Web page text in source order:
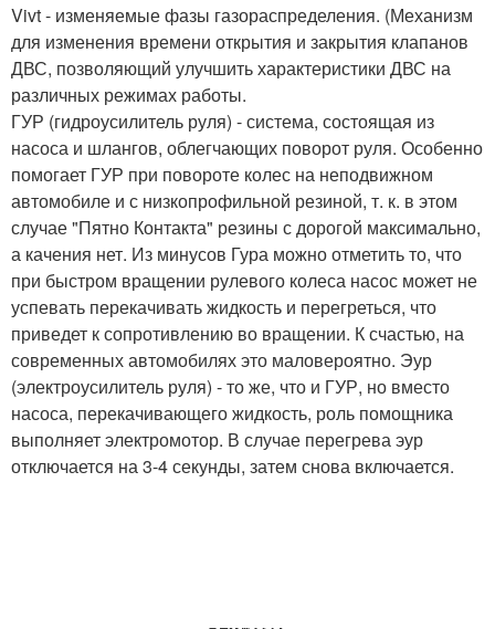
Vivt - изменяемые фазы газораспределения. (Механизм
для изменения времени открытия и закрытия клапанов
ДВС, позволяющий улучшить характеристики ДВС на
различных режимах работы.
ГУР (гидроусилитель руля) - система, состоящая из
насоса и шлангов, облегчающих поворот руля. Особенно
помогает ГУР при повороте колес на неподвижном
автомобиле и с низкопрофильной резиной, т. к. в этом
случае "Пятно Контакта" резины с дорогой максимально,
а качения нет. Из минусов Гура можно отметить то, что
при быстром вращении рулевого колеса насос может не
успевать перекачивать жидкость и перегреться, что
приведет к сопротивлению во вращении. К счастью, на
современных автомобилях это маловероятно. Эур
(электроусилитель руля) - то же, что и ГУР, но вместо
насоса, перекачивающего жидкость, роль помощника
выполняет электромотор. В случае перегрева эур
отключается на 3-4 секунды, затем снова включается.